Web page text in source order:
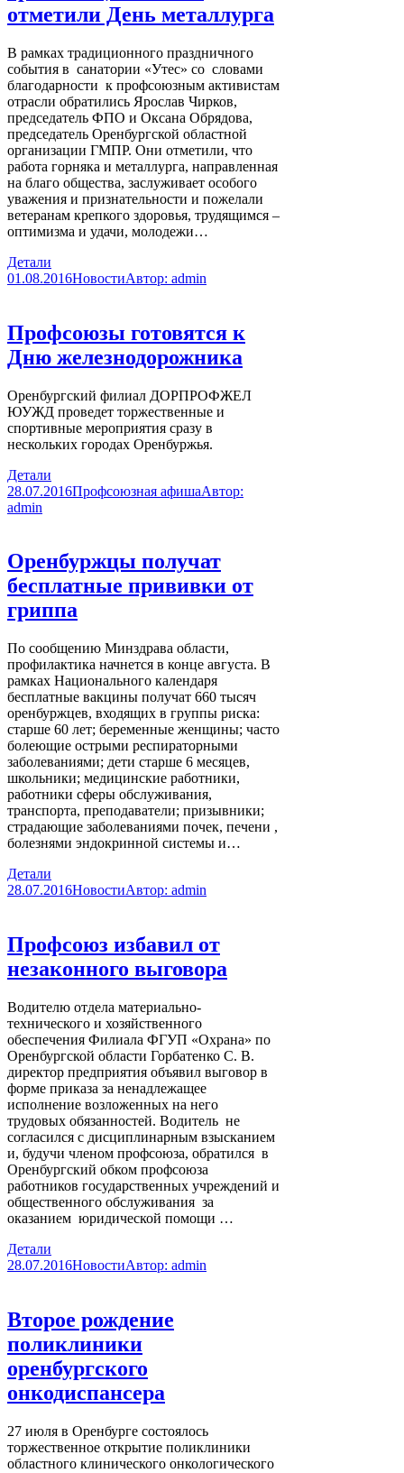
отметили День металлурга
В рамках традиционного праздничного
события в санатории «Утес» со словами
благодарности к профсоюзным активистам
отрасли обратились Ярослав Чирков,
председатель ФПО и Оксана Обрядова,
председатель Оренбургской областной
организации ГМПР. Они отметили, что
работа горняка и металлурга, направленная
на благо общества, заслуживает особого
уважения и признательности и пожелали
ветеранам крепкого здоровья, трудящимся –
оптимизма и удачи, молодежи…
Детали
01.08.2016НовостиАвтор: admin
Профсоюзы готовятся к
Дню железнодорожника
Оренбургский филиал ДОРПРОФЖЕЛ
ЮУЖД проведет торжественные и
спортивные мероприятия сразу в
нескольких городах Оренбуржья.
Детали
28.07.2016Профсоюзная афишаАвтор:
admin
Оренбуржцы получат
бесплатные прививки от
гриппа
По сообщению Минздрава области,
профилактика начнется в конце августа. В
рамках Национального календаря
бесплатные вакцины получат 660 тысяч
оренбуржцев, входящих в группы риска:
старше 60 лет; беременные женщины; часто
болеющие острыми респираторными
заболеваниями; дети старше 6 месяцев,
школьники; медицинские работники,
работники сферы обслуживания,
транспорта, преподаватели; призывники;
страдающие заболеваниями почек, печени ,
болезнями эндокринной системы и…
Детали
28.07.2016НовостиАвтор: admin
Профсоюз избавил от
незаконного выговора
Водителю отдела материально-
технического и хозяйственного
обеспечения Филиала ФГУП «Охрана» по
Оренбургской области Горбатенко С. В.
директор предприятия объявил выговор в
форме приказа за ненадлежащее
исполнение возложенных на него
трудовых обязанностей. Водитель не
согласился с дисциплинарным взысканием
и, будучи членом профсоюза, обратился в
Оренбургский обком профсоюза
работников государственных учреждений и
общественного обслуживания за
оказанием юридической помощи …
Детали
28.07.2016НовостиАвтор: admin
Второе рождение
поликлиники
оренбургского
онкодиспансера
27 июля в Оренбурге состоялось
торжественное открытие поликлиники
областного клинического онкологического